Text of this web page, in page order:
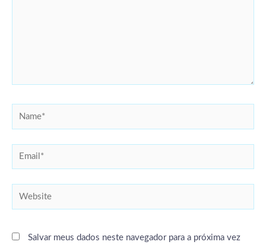
Name*
Email*
Website
Salvar meus dados neste navegador para a próxima vez